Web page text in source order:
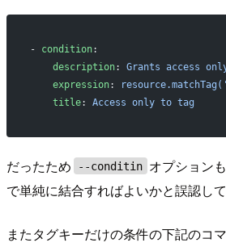
- condition:
    description
: Grants access
    expression
:
    title
: Access only to tag
だったため --conditin オプション
で単純に結合すればよいかと誤認して
またタグキーだけの条件の下記のコ